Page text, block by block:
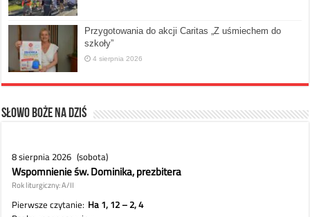
Przygotowania do akcji Caritas „Z uśmiechem do
szkoły”
4 sierpnia 2026
Słowo Boże na dziś